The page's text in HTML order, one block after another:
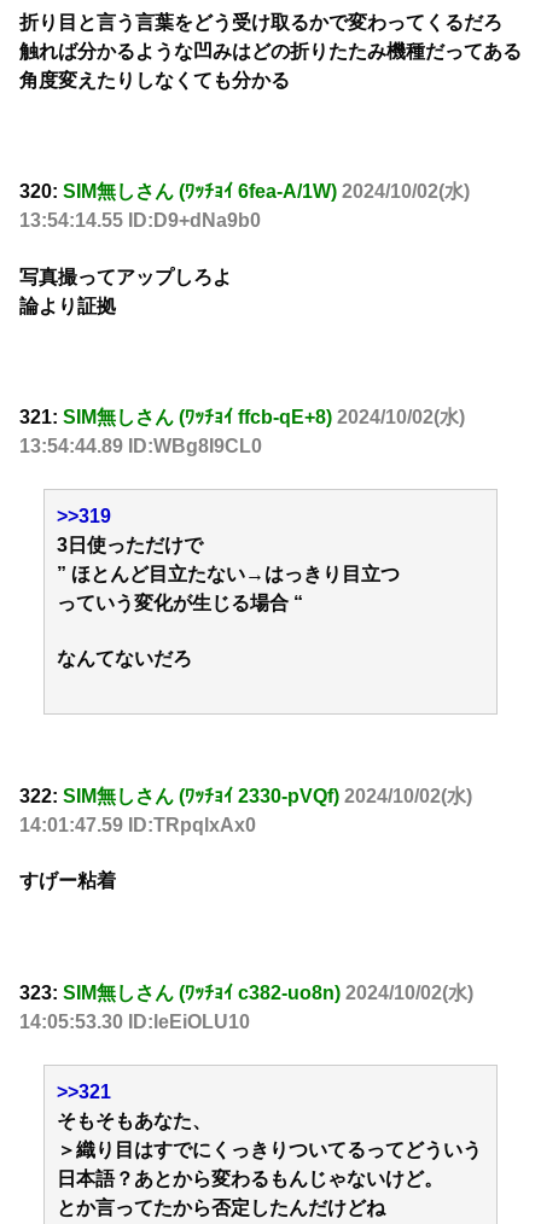
折り目と言う言葉をどう受け取るかで変わってくるだろ
触れば分かるような凹みはどの折りたたみ機種だってある
角度変えたりしなくても分かる
320: SIM無しさん (ﾜｯﾁｮｲ 6fea-A/1W) 2024/10/02(水)
13:54:14.55 ID:D9+dNa9b0
写真撮ってアップしろよ
論より証拠
321: SIM無しさん (ﾜｯﾁｮｲ ffcb-qE+8) 2024/10/02(水)
13:54:44.89 ID:WBg8I9CL0
>>319
3日使っただけで
” ほとんど目立たない→はっきり目立つ
っていう変化が生じる場合 “
なんてないだろ
322: SIM無しさん (ﾜｯﾁｮｲ 2330-pVQf) 2024/10/02(水)
14:01:47.59 ID:TRpqlxAx0
すげー粘着
323: SIM無しさん (ﾜｯﾁｮｲ c382-uo8n) 2024/10/02(水)
14:05:53.30 ID:leEiOLU10
>>321
そもそもあなた、
＞織り目はすでにくっきりついてるってどういう
日本語？あとから変わるもんじゃないけど。
とか言ってたから否定したんだけどね